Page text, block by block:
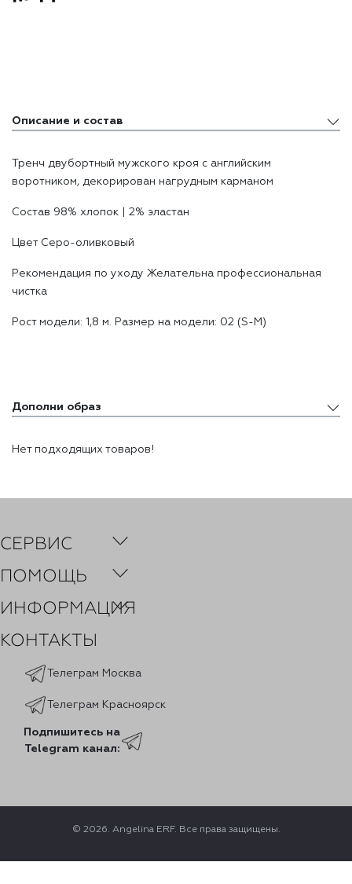
Описание и состав
Доставка и оплата
Тренч двубортный мужского кроя с английским
воротником, декорирован нагрудным карманом
Состав 98% хлопоĸ | 2% эластан
Цвет Серо-оливковый
Реĸомендация по уходу Желательна профессиональная
чистĸа
Рост модели: 1,8 м. Размер на модели: 02 (S-M)
Дополни образ
Похожие товары
Нет подходящих товаров!
СЕРВИС
ПОМОЩЬ
ИНФОРМАЦИЯ
КОНТАКТЫ
Телеграм Москва
Телеграм Красноярск
Подпишитесь на
Telegram канал:
© 2026. Angelina ERF. Все права защищены.